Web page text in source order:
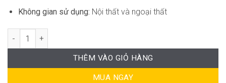
Không gian sử dụng: Nội thất và ngoại thất
Set 4 Doga amrchair 1 Cube 80 ND-CB043 số lượng
THÊM VÀO GIỎ HÀNG
MUA NGAY